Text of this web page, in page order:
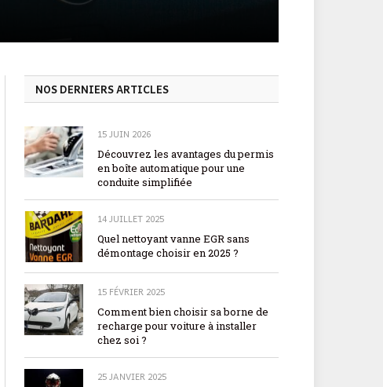
NOS DERNIERS ARTICLES
15 JUIN 2026
Découvrez les avantages du permis
en boîte automatique pour une
conduite simplifiée
14 JUILLET 2025
Quel nettoyant vanne EGR sans
démontage choisir en 2025 ?
15 FÉVRIER 2025
Comment bien choisir sa borne de
recharge pour voiture à installer
chez soi ?
25 JANVIER 2025